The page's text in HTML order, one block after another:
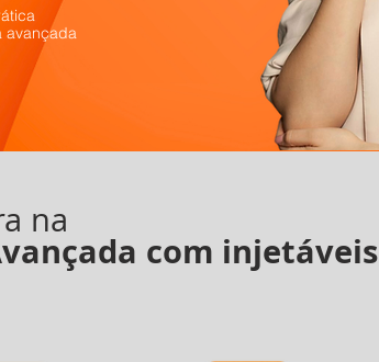
avançada
na
com injetáveis